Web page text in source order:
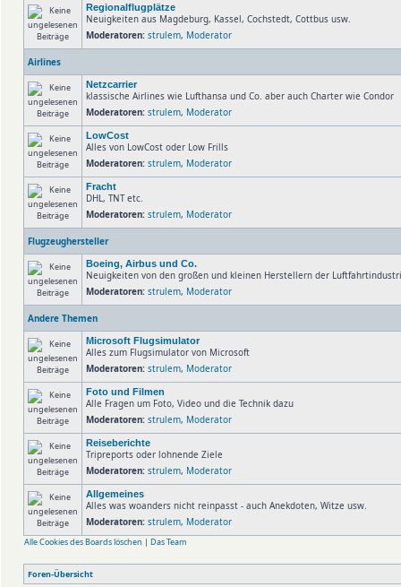
Regionalflugplätze
Neuigkeiten aus Magdeburg, Kassel, Cochstedt, Cottbus usw.
Moderatoren: strulem, Moderator
Airlines
Netzcarrier
klassische Airlines wie Lufthansa und Co. aber auch Charter wie Condor
Moderatoren: strulem, Moderator
LowCost
Alles von LowCost oder Low Frills
Moderatoren: strulem, Moderator
Fracht
DHL, TNT etc.
Moderatoren: strulem, Moderator
Flugzeughersteller
Boeing, Airbus und Co.
Neuigkeiten von den großen und kleinen Herstellern der
Moderatoren: strulem, Moderator
Andere Themen
Microsoft Flugsimulator
Alles zum Flugsimulator von Microsoft
Moderatoren: strulem, Moderator
Foto und Filmen
Alle Fragen um Foto, Video und die Technik dazu
Moderatoren: strulem, Moderator
Reiseberichte
Tripreports oder lohnende Ziele
Moderatoren: strulem, Moderator
Allgemeines
Alles was woanders nicht reinpasst - auch Anekdoten, Witze usw.
Moderatoren: strulem, Moderator
Alle Cookies des Boards löschen | Das Team
Foren-Übersicht